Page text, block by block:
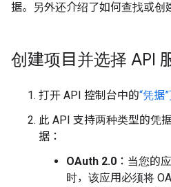
据。另外还介绍了如何查找或创
创建项目并选择 API
打开 API 控制台中的“凭据
此 API 支持两种类型的凭
据：
OAuth 2.0 ：当您的
时，该应用必须将